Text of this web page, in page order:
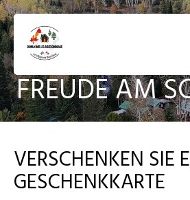
FREUDE AM
VERSCHENKEN SIE
GESCHENKKARTE